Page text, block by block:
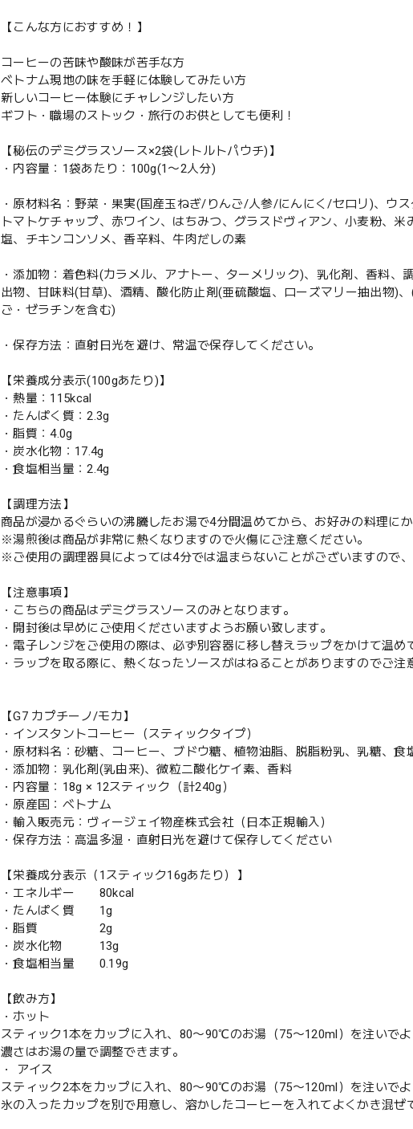
【こんな方におすすめ！】
コーヒーの苦味や酸味が苦手な方
ベトナム現地の味を手軽に体験してみたい方
新しいコーヒー体験にチャレンジしたい方
ギフト・職場のストック・旅行のお供としても便利！
【秘伝のデミグラスソース×2袋(レトルトパウチ)】
・内容量：1袋あたり：100g(1〜2人分)
・原材料名：野菜・果実(国産玉ねぎ/りんご/人参/にんにく/セロリ)、ウ
トマトケチャップ、赤ワイン、はちみつ、グラスドヴィアン、小麦粉、
塩、チキンコンソメ、香辛料、牛肉だしの素
・添加物：着色料(カラメル、アナトー、ターメリック)、乳化剤、香料
出物、甘味料(甘草)、酒精、酸化防止剤(亜硫酸塩、ローズマリー抽出物)
ご・ゼラチンを含む)
・保存方法：直射日光を避け、常温で保存してください。
【栄養成分表示(100gあたり)】
・熱量：115kcal
・たんぱく質：2.3g
・脂質：4.0g
・炭水化物：17.4g
・食塩相当量：2.4g
【調理方法】
商品が浸かるぐらいの沸騰したお湯で4分間温めてから、お好みの料理に
※湯煎後は商品が非常に熱くなりますので火傷にご注意ください。
※ご使用の調理器具によっては4分では温まらないことがございますので
【注意事項】
・こちらの商品はデミグラスソースのみとなります。
・開封後は早めにご使用くださいますようお願い致します。
・電子レンジをご使用の際は、必ず別容器に移し替えラップをかけて温め
・ラップを取る際に、熱くなったソースがはねることがありますのでご注
【G7 カプチーノ/モカ】
・インスタントコーヒー（スティックタイプ）
・原材料名：砂糖、コーヒー、ブドウ糖、植物油脂、脱脂粉乳、乳糖、食
・添加物：乳化剤(乳由来)、微粒二酸化ケイ素、香料
・内容量：18g × 12スティック（計240g）
・原産国：ベトナム
・輸入販売元：ヴィージェイ物産株式会社（日本正規輸入）
・保存方法：高温多湿・直射日光を避けて保存してください
【栄養成分表示（1スティック16gあたり）】
・エネルギー 80kcal
・たんぱく質 1g
・脂質 2g
・炭水化物 13g
・食塩相当量 0.19g
【飲み方】
・ホット
スティック1本をカップに入れ、80〜90℃のお湯（75〜120ml）を注いで
濃さはお湯の量で調整できます。
・ アイス
スティック2本をカップに入れ、80〜90℃のお湯（75〜120ml）を注いで
氷の入ったカップを別で用意し、溶かしたコーヒーを入れてよくかき混ぜ